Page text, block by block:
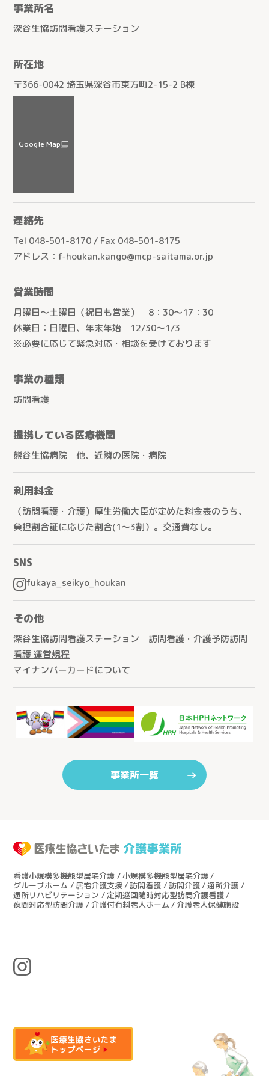
事業所名
深谷生協訪問看護ステーション
所在地
〒366-0042 埼玉県深谷市東方町2-15-2 B棟
Google Map
連絡先
Tel 048-501-8170 / Fax 048-501-8175
アドレス：f-houkan.kango@mcp-saitama.or.jp
営業時間
月曜日～土曜日（祝日も営業） 8：30～17：30
休業日：日曜日、年末年始 12/30～1/3
※必要に応じて緊急対応・相談を受けております
事業の種類
訪問看護
提携している医療機関
熊谷生協病院 他、近隣の医院・病院
利用料金
（訪問看護・介護）厚生労働大臣が定めた料金表のうち、
負担割合証に応じた割合(1～3割）。交通費なし。
SNS
fukaya_seikyo_houkan
その他
深谷生協訪問看護ステーション 訪問看護・介護予防訪問
看護 運営規程
マイナンバーカードについて
事業所一覧
看護小規模多機能型居宅介護
小規模多機能型居宅介護
グループホーム
居宅介護支援 訪問看護 訪問介護
通所介護
通所リハビリテーション
定期巡回随時対応型訪問介護看護
夜間対応型訪問介護
介護付有料老人ホーム 介護老人保健施設